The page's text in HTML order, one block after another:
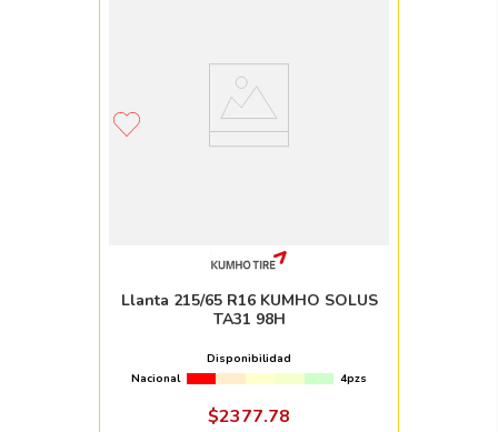
Llanta 215/65 R16 KUMHO SOLUS
TA31 98H
Disponibilidad
Nacional
4pzs
$2377.78